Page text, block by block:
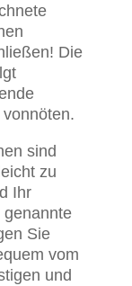
Die
sind
zu
Ihr
genannte
Sie
vom
und